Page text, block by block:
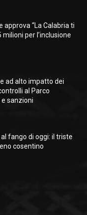
approva “La Calabria ti
per l’inclusione
ad alto impatto dei
al Parco
sanzioni
fango di oggi: il triste
cosentino